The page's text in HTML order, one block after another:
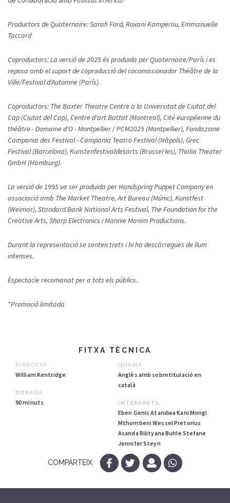
Productors de Quaternaire: Sarah Ford, Roxani Kamperou, Emmanuelle
Taccard
Coproductors: La versió de 2025 és produïda per Quaternaire/París i es
reposa amb el suport de coproducció del cocomissionador Théâtre de la
Ville/Festival d'Automne (París).
Coproductors: The Baxter Theatre Centre a la Universitat de Ciutat del
Cap (Ciutat del Cap), Centre d'art Battat (Montreal), Cité européenne du
théâtre - Domaine d'O - Montpellier / PCM2025 (Montpellier), Fondazione
Campania des Festival - Campania Teatro Festival (Nàpols), Grec
Festival (Barcelona), Kunstenfestivaldesarts (Brussel·les), Thalia Theater
GmbH (Hamburg).
La versió de 1995 va ser produïda per Handspring Puppet Company en
associació amb The Market Theatre, Art Bureau (Múnic), Kunstfest
(Weimar), Standard Bank National Arts Festival, The Foundation for the
Creative Arts, Sharp Electronics i Mannie Manim Productions.
Durant la representació se senten trets i hi ha descàrregues de llum
intenses.
Espectacle recomanat per a tots els públics.
*Promoció limitada
FITXA TÈCNICA
DIRECCIÓ
William Kentridge
DURADA
90 minuts
IDIOMA
Anglès amb sobretitulació en
català
INTÈRPRETS:
Eben Genis Atandwa Kani Mongi
Mthombeni Wessel Pretorius
Asanda Rilityana Buhle Stefane
Jennifer Steyn
COMPARTEIX